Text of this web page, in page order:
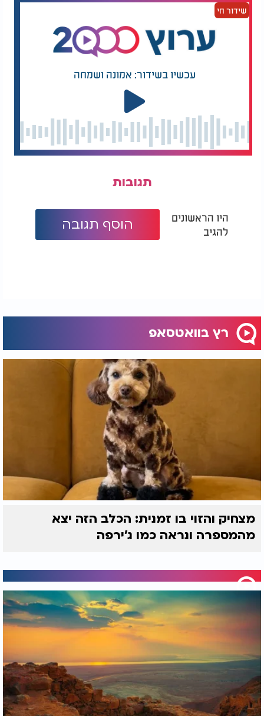
שידור חי
עכשיו בשידור: אמונה ושמחה
תגובות
היו הראשונים
להגיב
הוסף תגובה
רץ בוואטסאפ
מצחיק והזוי בו זמנית: הכלב הזה יצא
מהמספרה ונראה כמו ג'ירפה